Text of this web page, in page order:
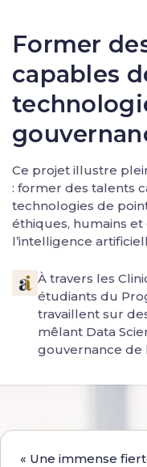
Former
capables
Ce projet illustre
: former des talents
technologies de
éthiques, humains
l’intelligence
À travers les
étudiants du
travaillent sur
mêlant Data
gouvernance de
« Une immense